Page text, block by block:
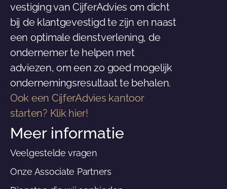
vestiging van CijferAdvies om dicht
bij de klantgevestigd te zijn en naast
een optimale dienstverlening, de
ondernemer te helpen met
adviezen, om een zo goed mogelijk
ondernemingsresultaat te behalen.
Ook een CijferAdvies kantoor
starten? Klik hier!
Meer informatie
Veelgestelde vragen
Onze Associate Partners